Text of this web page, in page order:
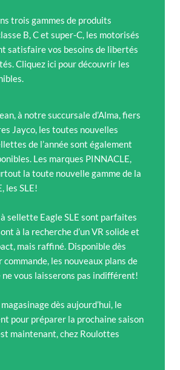
trois gammes de produits
B, C et super-C, les motorisés
satisfaire vos besoins de libertés
Cliquez ici pour découvrir les
à notre succursale d’Alma, fiers
Jayco, les toutes nouvelles
de l’année sont également
Les marques PINNACLE,
la toute nouvelle gamme de la
les SLE!
sellette Eagle SLE sont parfaites
à la recherche d’un VR solide et
mais raffiné. Disponible dès
les nouveaux plans de
ne vous laisserons pas indifférent!
dès aujourd’hui, le
pour préparer la prochaine saison
maintenant, chez Roulottes